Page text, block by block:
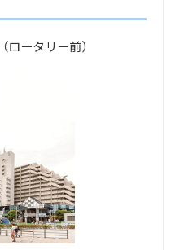
ータリー前）